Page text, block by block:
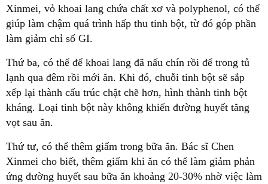
Xinmei, vỏ khoai lang chứa chất xơ và polyphenol, có thể
giúp làm chậm quá trình hấp thu tinh bột, từ đó góp phần
làm giảm chỉ số GI.
Thứ ba, có thể để khoai lang đã nấu chín rồi để trong tủ
lạnh qua đêm rồi mới ăn. Khi đó, chuỗi tinh bột sẽ sắp
xếp lại thành cấu trúc chặt chẽ hơn, hình thành tinh bột
kháng. Loại tinh bột này không khiến đường huyết tăng
vọt sau ăn.
Thứ tư, có thể thêm giấm trong bữa ăn. Bác sĩ Chen
Xinmei cho biết, thêm giấm khi ăn có thể làm giảm phản
ứng đường huyết sau bữa ăn khoảng 20-30% nhờ việc làm